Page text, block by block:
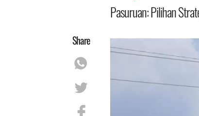
Share
Pasuruan: Pilihan